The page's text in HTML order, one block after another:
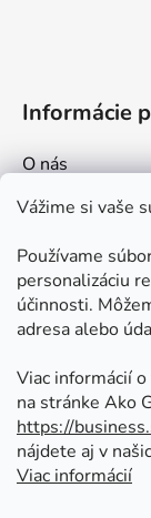
Vážime si vaše
Používame
personalizáciu
účinnosti.
adresa alebo
Viac informácií
na stránke Ako
https://
nájdete aj v
Viac informácií
Informácie
O nás
Kontakt
Ako nakupovať
Obchodné
Ochrana
Odstúpenie od
Prijímame